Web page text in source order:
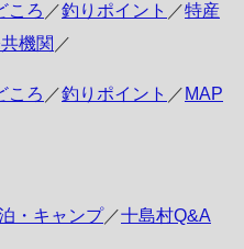
ころ ／釣りポイント ／特産
機関 ／
ころ ／釣りポイント ／ MAP
・キャンプ／十島村Q&A